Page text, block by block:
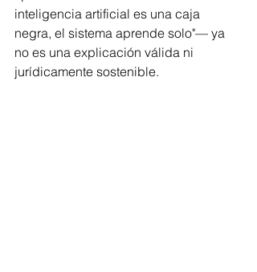
inteligencia artificial es una caja
negra, el sistema aprende solo"— ya
no es una explicación válida ni
jurídicamente sostenible.